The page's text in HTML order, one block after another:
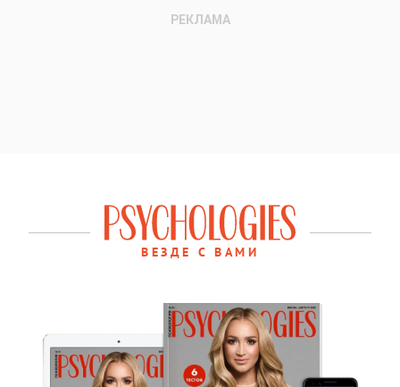
ВЕЗДЕ С ВАМИ